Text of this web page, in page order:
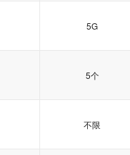
5G
5个
不限